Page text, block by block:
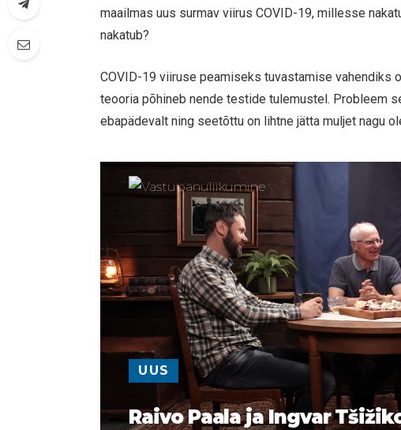
maailmas uus surmav viirus COVID-19, millesse
nakatub?
COVID-19 viiruse peamiseks tuvastamise vahendiks
teooria põhineb nende testide tulemustel. Probleem
ebapädevalt ning seetõttu on lihtne jätta muljet nagu
UUS
Raivo Paala ja Ingvar